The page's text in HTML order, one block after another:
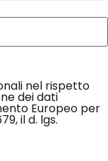
nel rispetto
dei dati
Europeo per
il d. lgs.